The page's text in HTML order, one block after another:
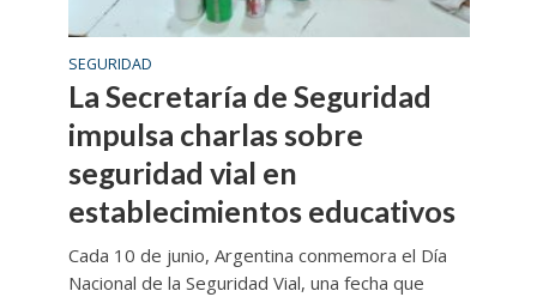
SEGURIDAD
La Secretaría de Seguridad
impulsa charlas sobre
seguridad vial en
establecimientos educativos
Cada 10 de junio, Argentina conmemora el Día
Nacional de la Seguridad Vial, una fecha que